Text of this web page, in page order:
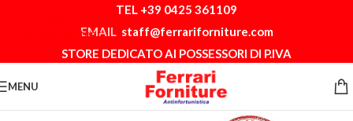
Skip to main content
TEL +39 0425 361109
EMAIL staff@ferrariforniture.com
STORE DEDICATO AI POSSESSORI DI P.IVA
MENU